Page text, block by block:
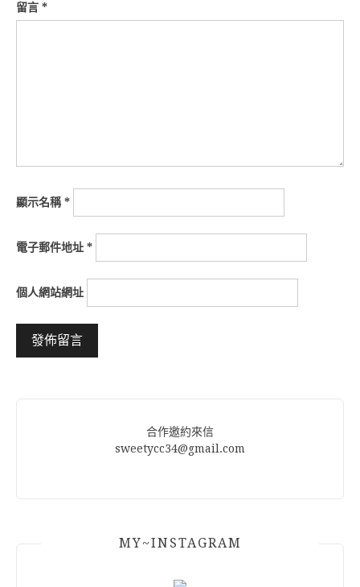
留言 *
顯示名稱*
電子郵件地址 *
個人網站網址
合作邀約來信
sweetycc34@gmail.com
MY~INSTAGRAM